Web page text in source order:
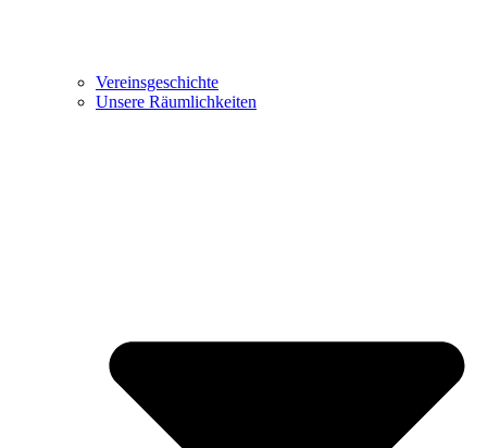
Vereinsgeschichte
Unsere Räumlichkeiten